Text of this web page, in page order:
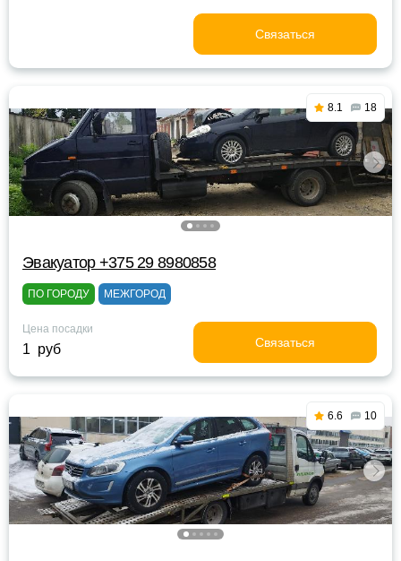
Связаться
8.1 18
Эвакуатор +375 29 8980858
ПО ГОРОДУ МЕЖГОРОД
Цена посадки
1 руб Связаться
6.6 10